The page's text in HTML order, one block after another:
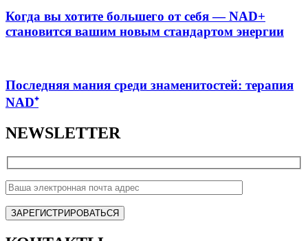
Когда вы хотите большего от себя — NAD+
становится вашим новым стандартом энергии
Последняя мания среди знаменитостей: терапия
NAD⁺
NEWSLETTER